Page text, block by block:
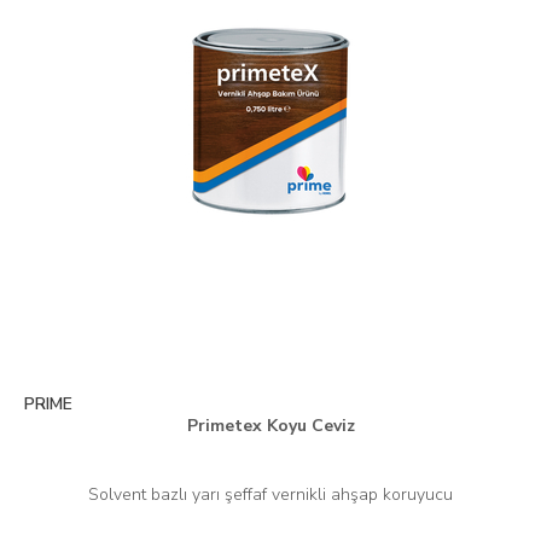
PRIME
Primetex Koyu Ceviz
Solvent bazlı yarı şeffaf vernikli ahşap koruyucu